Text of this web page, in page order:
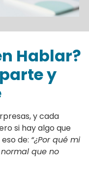
Hablar?
y
y cada
si hay algo que
de: “¿Por qué mi
normal que no